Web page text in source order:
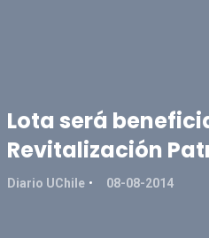
Lota será
Revitalización
Diario UChile 08-08-2014